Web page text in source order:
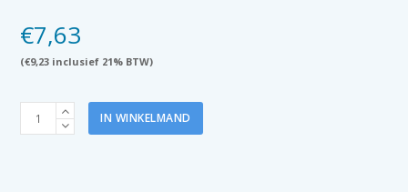
€7,63
(€9,23 inclusief 21% BTW)
Pictogram
bord
IN WINKELMAND